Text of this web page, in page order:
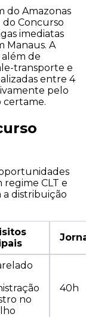
do Amazonas
do Concurso
imediatas
Manaus. A
além de
transporte e
entre 4
pelo
certame.
regime CLT e
a distribuição
no
40h